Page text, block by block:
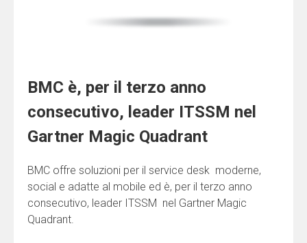
BMC è, per il terzo anno
consecutivo, leader ITSSM nel
Gartner Magic Quadrant
BMC offre soluzioni per il service desk moderne,
social e adatte al mobile ed è, per il terzo anno
consecutivo, leader ITSSM nel Gartner Magic
Quadrant.